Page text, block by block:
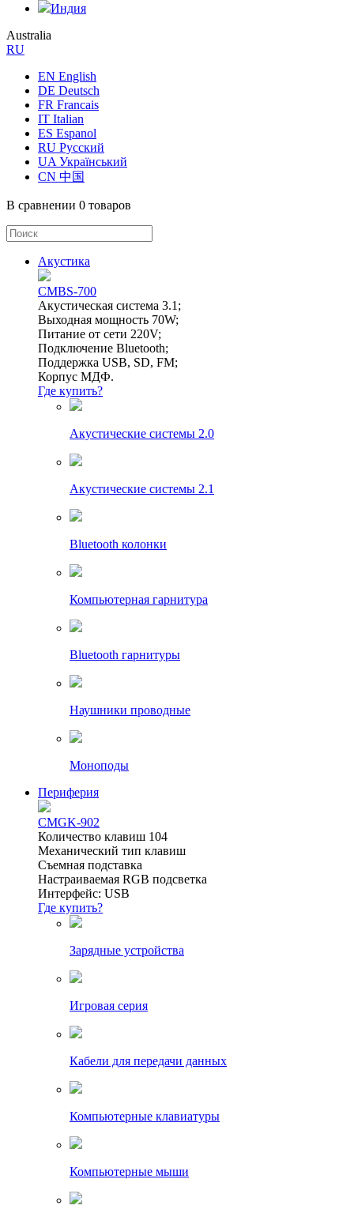
Индия
Australia
RU
EN English
DE Deutsch
FR Francais
IT Italian
ES Espanol
RU Русский
UA Український
CN 中国
В сравнении 0 товаров
Акустика
CMBS-700
Акустическая система 3.1;
Выходная мощность 70W;
Питание от сети 220V;
Подключение Bluetooth;
Поддержка USB, SD, FM;
Корпус МДФ.
Где купить?
Акустические системы 2.0
Акустические системы 2.1
Bluetooth колонки
Компьютерная гарнитура
Bluetooth гарнитуры
Наушники проводные
Моноподы
Периферия
CMGK-902
Количество клавиш 104
Механический тип клавиш
Съемная подставка
Настраиваемая RGB подсветка
Интерфейс: USB
Где купить?
Зарядные устройства
Игровая серия
Кабели для передачи данных
Компьютерные клавиатуры
Компьютерные мыши